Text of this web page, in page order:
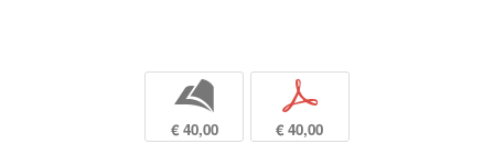
b
€ 40,00
p
€ 40,00